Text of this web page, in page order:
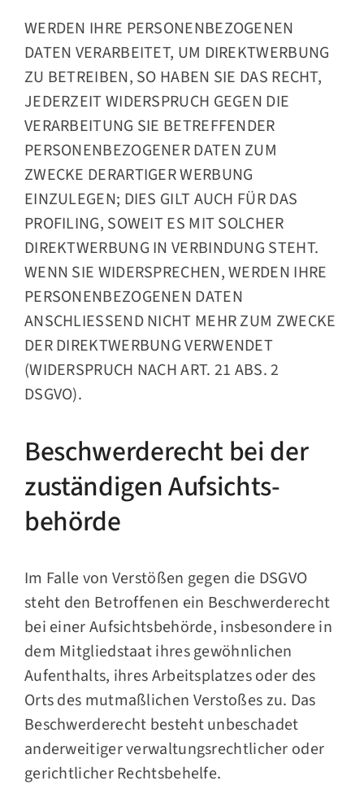
WERDEN IHRE PERSONENBEZOGENEN
DATEN VERARBEITET, UM DIREKTWERBUNG
ZU BETREIBEN, SO HABEN SIE DAS RECHT,
JEDERZEIT WIDERSPRUCH GEGEN DIE
VERARBEITUNG SIE BETREFFENDER
PERSONENBEZOGENER DATEN ZUM
ZWECKE DERARTIGER WERBUNG
EINZULEGEN; DIES GILT AUCH FÜR DAS
PROFILING, SOWEIT ES MIT SOLCHER
DIREKTWERBUNG IN VERBINDUNG STEHT.
WENN SIE WIDERSPRECHEN, WERDEN IHRE
PERSONENBEZOGENEN DATEN
ANSCHLIESSEND NICHT MEHR ZUM ZWECKE
DER DIREKTWERBUNG VERWENDET
(WIDERSPRUCH NACH ART. 21 ABS. 2
DSGVO).
Beschwerde­recht bei der
zuständigen Aufsichts­
behörde
Im Falle von Verstößen gegen die DSGVO
steht den Betroffenen ein Beschwerderecht
bei einer Aufsichtsbehörde, insbesondere in
dem Mitgliedstaat ihres gewöhnlichen
Aufenthalts, ihres Arbeitsplatzes oder des
Orts des mutmaßlichen Verstoßes zu. Das
Beschwerderecht besteht unbeschadet
anderweitiger verwaltungsrechtlicher oder
gerichtlicher Rechtsbehelfe.